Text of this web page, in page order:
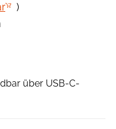
)
über USB-C-